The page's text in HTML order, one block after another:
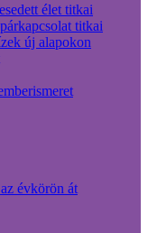
élet titkai
titkai
új alapokon
évkörön át